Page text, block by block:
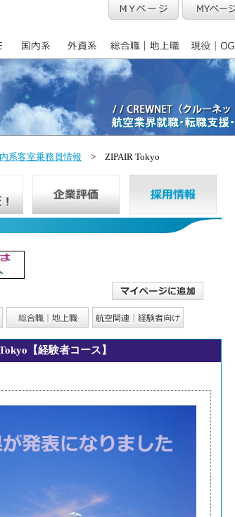
系客室乗務員情報 > ZIPAIR Tokyo
【経験者コース】